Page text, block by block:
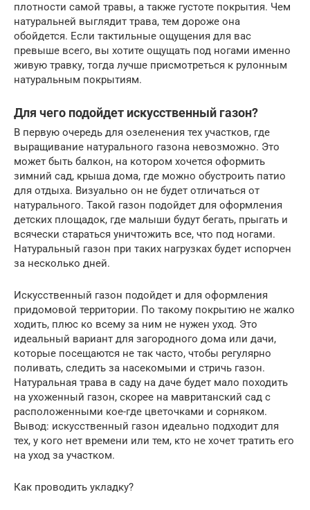
плотности самой травы, а также густоте покрытия. Чем
натуральней выглядит трава, тем дороже она
обойдется. Если тактильные ощущения для вас
превыше всего, вы хотите ощущать под ногами именно
живую травку, тогда лучше присмотреться к рулонным
натуральным покрытиям.
Для чего подойдет искусственный газон?
В первую очередь для озеленения тех участков, где
выращивание натурального газона невозможно. Это
может быть балкон, на котором хочется оформить
зимний сад, крыша дома, где можно обустроить патио
для отдыха. Визуально он не будет отличаться от
натурального. Такой газон подойдет для оформления
детских площадок, где малыши будут бегать, прыгать и
всячески стараться уничтожить все, что под ногами.
Натуральный газон при таких нагрузках будет испорчен
за несколько дней.
Искусственный газон подойдет и для оформления
придомовой территории. По такому покрытию не жалко
ходить, плюс ко всему за ним не нужен уход. Это
идеальный вариант для загородного дома или дачи,
которые посещаются не так часто, чтобы регулярно
поливать, следить за насекомыми и стричь газон.
Натуральная трава в саду на даче будет мало походить
на ухоженный газон, скорее на мавританский сад с
расположенными кое-где цветочками и сорняком.
Вывод: искусственный газон идеально подходит для
тех, у кого нет времени или тем, кто не хочет тратить его
на уход за участком.
Как проводить укладку?